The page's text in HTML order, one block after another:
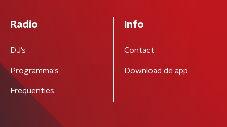
Radio
DJ’s
Programma's
Frequenties
Info
Contact
Download de app